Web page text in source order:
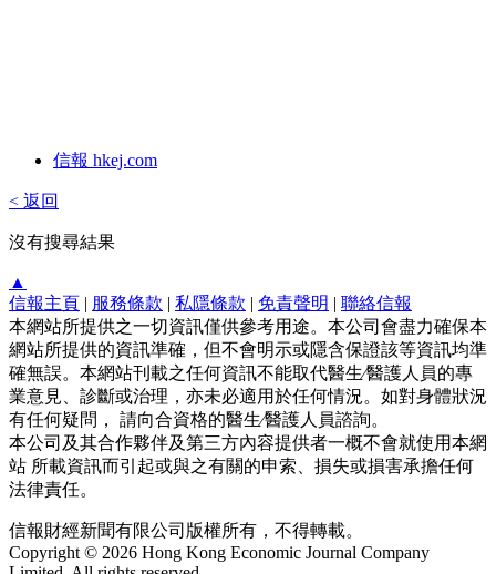
信報 hkej.com
< 返回
沒有搜尋結果
▲
信報主頁 | 服務條款 | 私隱條款 | 免責聲明 | 聯絡信報
本網站所提供之一切資訊僅供參考用途。本公司會盡力確保本
網站所提供的資訊準確，但不會明示或隱含保證該等資訊均準
確無誤。本網站刊載之任何資訊不能取代醫生∕醫護人員的專
業意見、診斷或治理，亦未必適用於任何情況。如對身體狀況
有任何疑問， 請向合資格的醫生∕醫護人員諮詢。
本公司及其合作夥伴及第三方內容提供者一概不會就使用本網
站 所載資訊而引起或與之有關的申索、損失或損害承擔任何
法律責任。
信報財經新聞有限公司版權所有，不得轉載。
Copyright © 2026 Hong Kong Economic Journal Company